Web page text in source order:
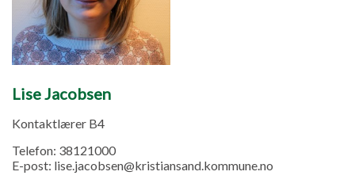
Lise Jacobsen
Kontaktlærer B4
Telefon: 38121000
E-post: lise.jacobsen@kristiansand.kommune.no